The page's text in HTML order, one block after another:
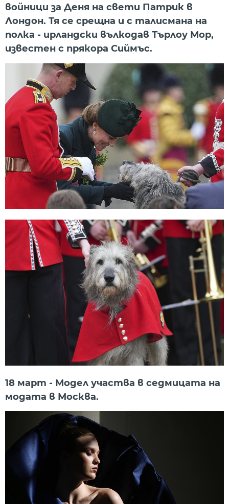
войници за Деня на свети Патрик в
Лондон. Тя се срещна и с талисмана на
полка - ирландски вълкодав Търлоу Мор,
известен с прякора Сиймъс.
18 март - Модел участва в седмицата на
модата в Москва.